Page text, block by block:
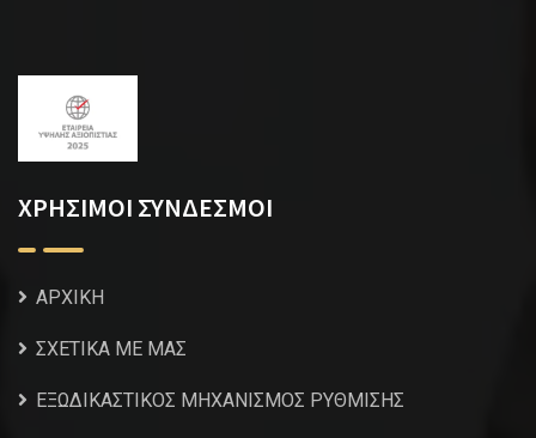
ΧΡΗΣΙΜΟΙ ΣΥΝΔΕΣΜΟΙ
ΑΡΧΙΚΗ
ΣΧΕΤΙΚΑ ΜΕ ΜΑΣ
ΕΞΩΔΙΚΑΣΤΙΚΟΣ ΜΗΧΑΝΙΣΜΟΣ ΡΥΘΜΙΣΗΣ